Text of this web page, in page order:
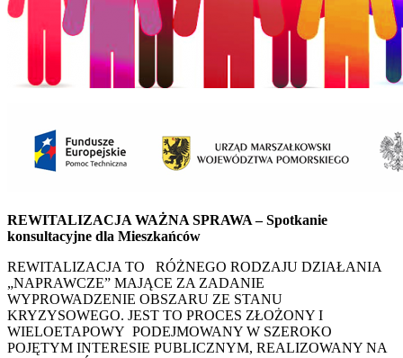
REWITALIZACJA WAŻNA SPRAWA – Spotkanie
konsultacyjne dla Mieszkańców
REWITALIZACJA TO RÓŻNEGO RODZAJU DZIAŁANIA
„NAPRAWCZE” MAJĄCE ZA ZADANIE
WYPROWADZENIE OBSZARU ZE STANU
KRYZYSOWEGO. JEST TO PROCES ZŁOŻONY I
WIELOETAPOWY PODEJMOWANY W SZEROKO
POJĘTYM INTERESIE PUBLICZNYM, REALIZOWANY NA